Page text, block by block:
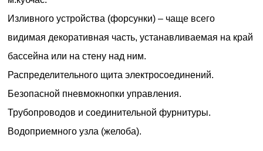
Изливного устройства (форсунки) – чаще всего
видимая декоративная часть, устанавливаемая на край
бассейна или на стену над ним.
Распределительного щита электросоединений.
Безопасной пневмокнопки управления.
Трубопроводов и соединительной фурнитуры.
Водоприемного узла (желоба).